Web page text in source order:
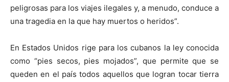
peligrosas para los viajes ilegales y, a menudo, conduce a
una tragedia en la que hay muertos o heridos”.
En Estados Unidos rige para los cubanos la ley conocida
como “pies secos, pies mojados”, que permite que se
queden en el país todos aquellos que logran tocar tierra